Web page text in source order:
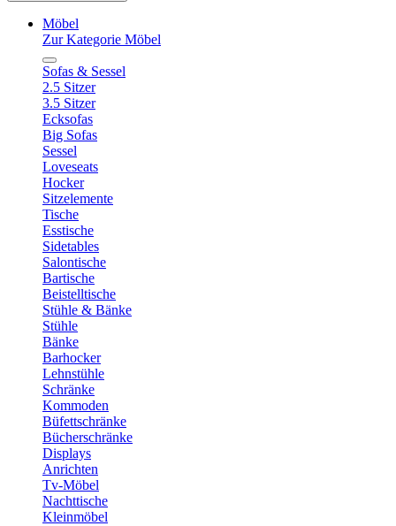
Möbel
Zur Kategorie Möbel
Sofas & Sessel
2.5 Sitzer
3.5 Sitzer
Ecksofas
Big Sofas
Sessel
Loveseats
Hocker
Sitzelemente
Tische
Esstische
Sidetables
Salontische
Bartische
Beistelltische
Stühle & Bänke
Stühle
Bänke
Barhocker
Lehnstühle
Schränke
Kommoden
Büfettschränke
Bücherschränke
Displays
Anrichten
Tv-Möbel
Nachttische
Kleinmöbel